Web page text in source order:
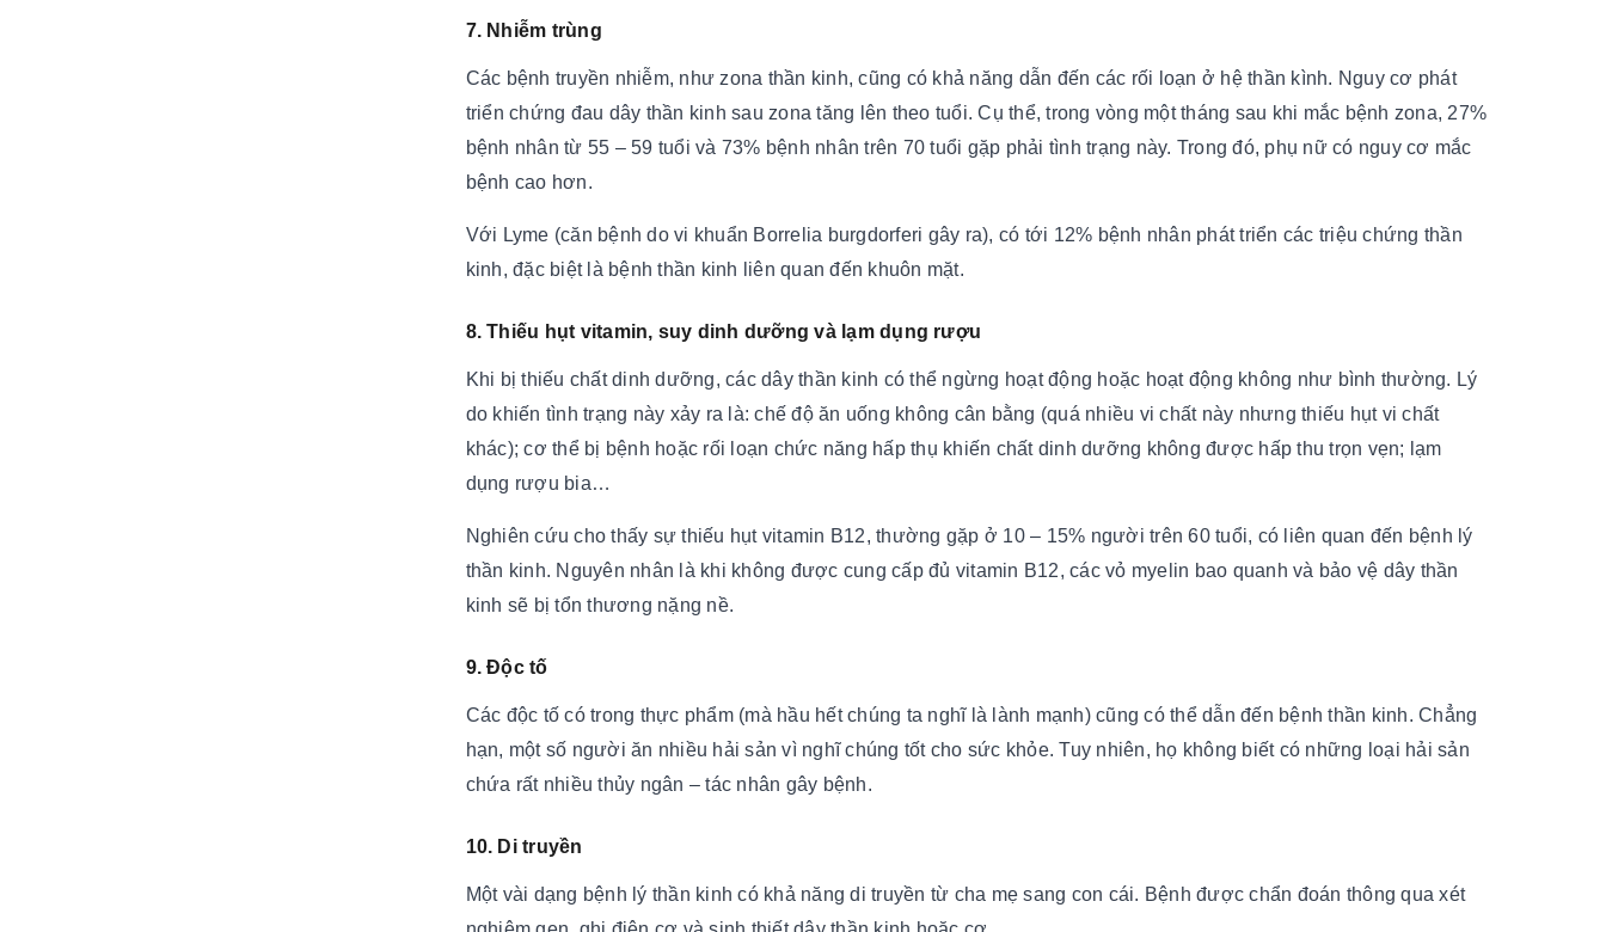
7. Nhiễm trùng
Các bệnh truyền nhiễm, như zona thần kinh, cũng có khả năng dẫn đến các rối loạn ở hệ thần kình. Nguy cơ phát
triển chứng đau dây thần kinh sau zona tăng lên theo tuổi. Cụ thể, trong vòng một tháng sau khi mắc bệnh zona, 27%
bệnh nhân từ 55 – 59 tuổi và 73% bệnh nhân trên 70 tuổi gặp phải tình trạng này. Trong đó, phụ nữ có nguy cơ mắc
bệnh cao hơn.
Với Lyme (căn bệnh do vi khuẩn Borrelia burgdorferi gây ra), có tới 12% bệnh nhân phát triển các triệu chứng thần
kinh, đặc biệt là bệnh thần kinh liên quan đến khuôn mặt.
8. Thiếu hụt vitamin, suy dinh dưỡng và lạm dụng rượu
Khi bị thiếu chất dinh dưỡng, các dây thần kinh có thể ngừng hoạt động hoặc hoạt động không như bình thường. Lý
do khiến tình trạng này xảy ra là: chế độ ăn uống không cân bằng (quá nhiều vi chất này nhưng thiếu hụt vi chất
khác); cơ thể bị bệnh hoặc rối loạn chức năng hấp thụ khiến chất dinh dưỡng không được hấp thu trọn vẹn; lạm
dụng rượu bia…
Nghiên cứu cho thấy sự thiếu hụt vitamin B12, thường gặp ở 10 – 15% người trên 60 tuổi, có liên quan đến bệnh lý
thần kinh. Nguyên nhân là khi không được cung cấp đủ vitamin B12, các vỏ myelin bao quanh và bảo vệ dây thần
kinh sẽ bị tổn thương nặng nề.
9. Độc tố
Các độc tố có trong thực phẩm (mà hầu hết chúng ta nghĩ là lành mạnh) cũng có thể dẫn đến bệnh thần kinh. Chẳng
hạn, một số người ăn nhiều hải sản vì nghĩ chúng tốt cho sức khỏe. Tuy nhiên, họ không biết có những loại hải sản
chứa rất nhiều thủy ngân – tác nhân gây bệnh.
10. Di truyền
Một vài dạng bệnh lý thần kinh có khả năng di truyền từ cha mẹ sang con cái. Bệnh được chẩn đoán thông qua xét